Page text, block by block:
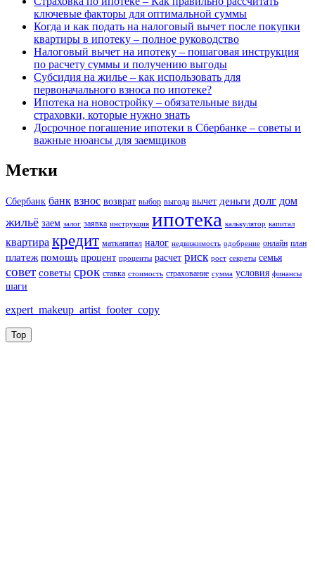
ключевые факторы для оптимальной суммы
Когда и как подать на налоговый вычет после покупки
квартиры в ипотеку – полное руководство
Налоговый вычет на ипотеку – пошаговая инструкция
по расчету суммы и получению выгоды
Субсидия на жилье – как использовать для
первоначального взноса по ипотеке?
Ипотека на новостройку – обязательные виды
страховки, которые нужно знать
Досрочное погашение ипотеки в Сбербанке – советы и
важные нюансы для заемщиков
Метки
Сбербанк банк взнос возврат выбор выгода вычет деньги долг дом
жильё заем залог заявка инструкция ипотека калькулятор капитал
квартира кредит маткапитал налог недвижимость одобрение онлайн план
платеж помощь процент проценты расчет риск рост секреты семья
совет советы срок ставка стоимость страхование сумма условия финансы
шаги
expert_makeup_artist_footer_copy
Top